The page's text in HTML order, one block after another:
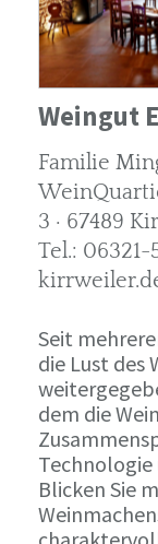
Weingut
Familie
3 · 67489
Tel.: 06321-
Seit
die Lust des
dem die
Blicken Sie